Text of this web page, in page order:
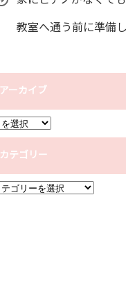
教室へ通う前に準備
アーカイブ
カテゴリー